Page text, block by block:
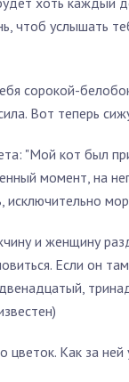
чтоб услышать
сорокой-
Вот теперь
"Мой кот был
момент, на
исключительно
и женщину
Если он
Как за ней